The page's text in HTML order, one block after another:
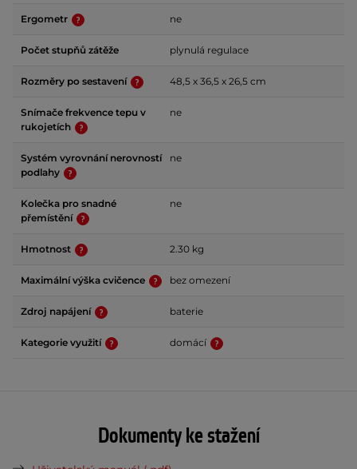
Ergometr ne
Počet stupňů zátěže plynulá regulace
Rozměry po sestavení 48,5 x 36,5 x 26,5 cm
Snímače frekvence tepu v
rukojetích
ne
Systém vyrovnání nerovností
podlahy
ne
Kolečka pro snadné
přemístění
ne
Hmotnost 2.30 kg
Maximální výška cvičence bez omezení
Zdroj napájení baterie
Kategorie využití domácí
Dokumenty ke stažení